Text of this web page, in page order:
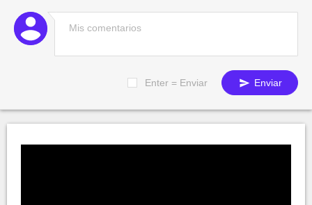
Enter = Enviar Enviar